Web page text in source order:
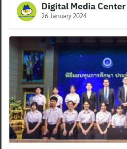
Digital Media Center
26 January 2024